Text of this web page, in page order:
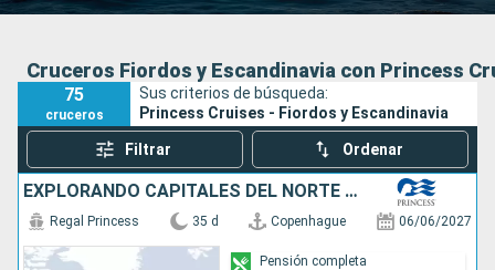
Cruceros Fiordos y Escandinavia con Princess
75
cruceros
Sus criterios de búsqueda:
Princess Cruises - Fiordos y Escandinavia
Filtrar Ordenar
EXPLORANDO CAPITALES DEL NORTE Y FIORDOS
Regal Princess 35 d Copenhague 06/06/2027
Pensión completa